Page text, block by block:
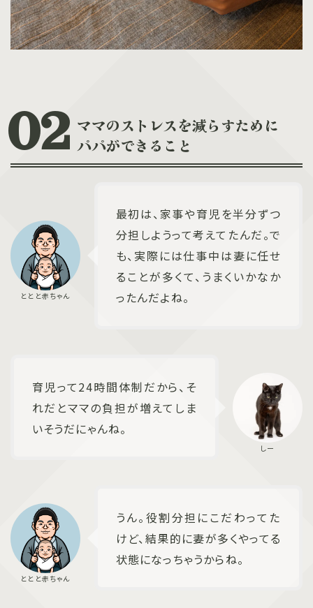
ママのストレスを減らすために
パパができること
最初は、家事や育児を半分ずつ
分担しようって考えてたんだ。で
も、実際には仕事中は妻に任せ
ることが多くて、うまくいかなか
ったんだよね。
育児って24時間体制だから、そ
れだとママの負担が増えてしま
いそうだにゃんね。
うん。役割分担にこだわってた
けど、結果的に妻が多くやってる
状態になっちゃうからね。